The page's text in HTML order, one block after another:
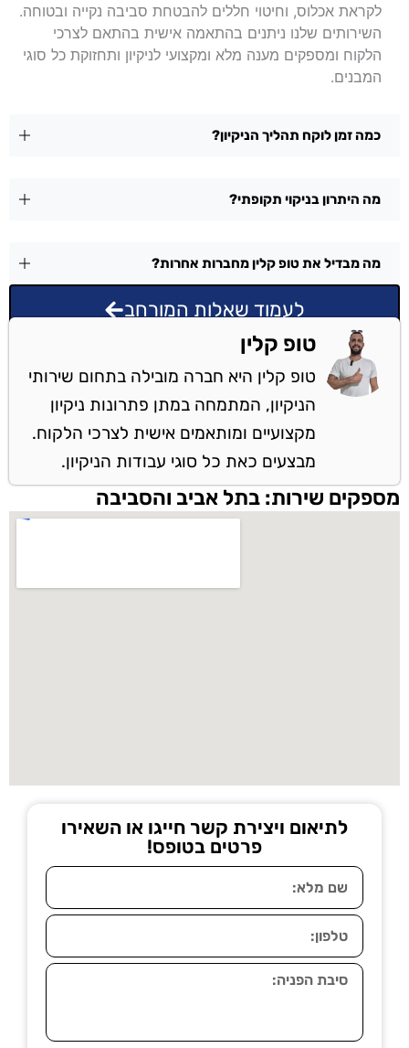
לקראת אכלוס, וחיטוי חללים להבטחת סביבה נקייה ובטוחה.
השירותים שלנו ניתנים בהתאמה אישית בהתאם לצרכי
הלקוח ומספקים מענה מלא ומקצועי לניקיון ותחזוקת כל סוגי
המבנים.
כמה זמן לוקח תהליך הניקיון?
מה היתרון בניקוי תקופתי?
מה מבדיל את טופ קלין מחברות אחרות?
לעמוד שאלות המורחב
טופ קלין
טופ קלין היא חברה מובילה בתחום שירותי
הניקיון, המתמחה במתן פתרונות ניקיון
מקצועיים ומותאמים אישית לצרכי הלקוח.
מבצעים כאת כל סוגי עבודות הניקיון.
מספקים שירות: בתל אביב והסביבה
לתיאום ויצירת קשר חייגו או השאירו
פרטים בטופס!